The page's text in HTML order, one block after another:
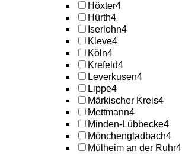
Höxter4
Hürth4
Iserlohn4
Kleve4
Köln4
Krefeld4
Leverkusen4
Lippe4
Märkischer Kreis4
Mettmann4
Minden-Lübbecke4
Mönchengladbach4
Mülheim an der Ruhr4